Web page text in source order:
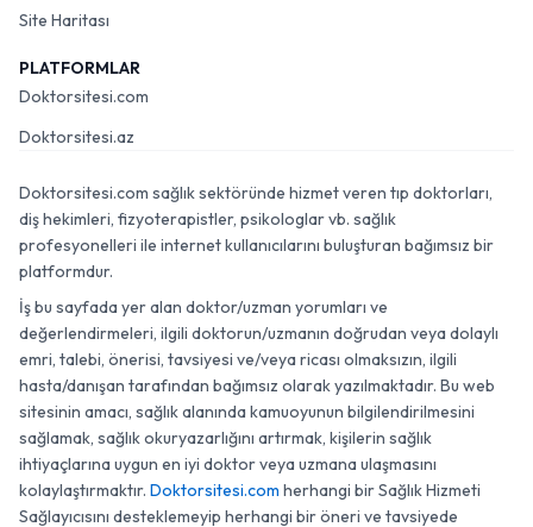
Site Haritası
PLATFORMLAR
Doktorsitesi.com
Doktorsitesi.az
Doktorsitesi.com sağlık sektöründe hizmet veren tıp doktorları,
diş hekimleri, fizyoterapistler, psikologlar vb. sağlık
profesyonelleri ile internet kullanıcılarını buluşturan bağımsız bir
platformdur.
İş bu sayfada yer alan doktor/uzman yorumları ve
değerlendirmeleri, ilgili doktorun/uzmanın doğrudan veya dolaylı
emri, talebi, önerisi, tavsiyesi ve/veya ricası olmaksızın, ilgili
hasta/danışan tarafından bağımsız olarak yazılmaktadır. Bu web
sitesinin amacı, sağlık alanında kamuoyunun bilgilendirilmesini
sağlamak, sağlık okuryazarlığını artırmak, kişilerin sağlık
ihtiyaçlarına uygun en iyi doktor veya uzmana ulaşmasını
kolaylaştırmaktır. Doktorsitesi.com herhangi bir Sağlık Hizmeti
Sağlayıcısını desteklemeyip herhangi bir öneri ve tavsiyede